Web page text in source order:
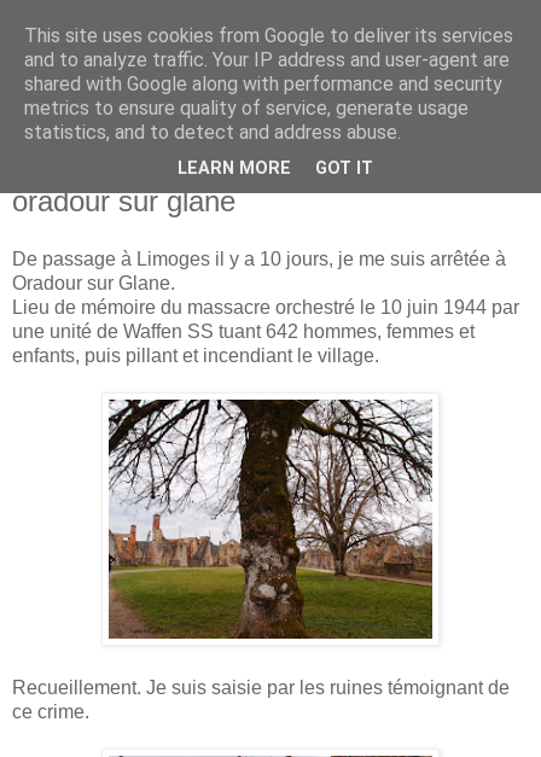
Isabelle L. Simon
artiste peintre
lundi 30 mars 2015
oradour sur glane
De passage à Limoges il y a 10 jours, je me suis arrêtée à
Oradour sur Glane.
Lieu de mémoire du massacre orchestré le 10 juin 1944 par
une unité de Waffen SS tuant 642 hommes, femmes et
enfants, puis pillant et incendiant le village.
Recueillement. Je suis saisie par les ruines témoignant de
ce crime.
This site uses cookies from Google to deliver its services
and to analyze traffic. Your IP address and user-agent are
shared with Google along with performance and security
metrics to ensure quality of service, generate usage
statistics, and to detect and address abuse.
LEARN MORE GOT IT